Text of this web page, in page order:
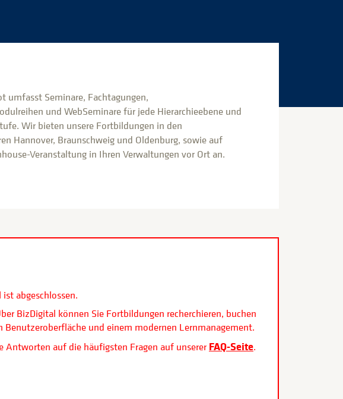
umfasst Seminare, Fachtagungen,
und WebSeminare für jede Hierarchieebene und
Wir bieten unsere Fortbildungen in den
Hannover, Braunschweig und Oldenburg, sowie auf
Veranstaltung in Ihren Verwaltungen vor Ort an.
ist abgeschlossen.
BizDigital können Sie Fortbildungen recherchieren, buchen
und einem modernen Lernmanagement.
Antworten auf die häufigsten Fragen auf unserer FAQ-Seite.